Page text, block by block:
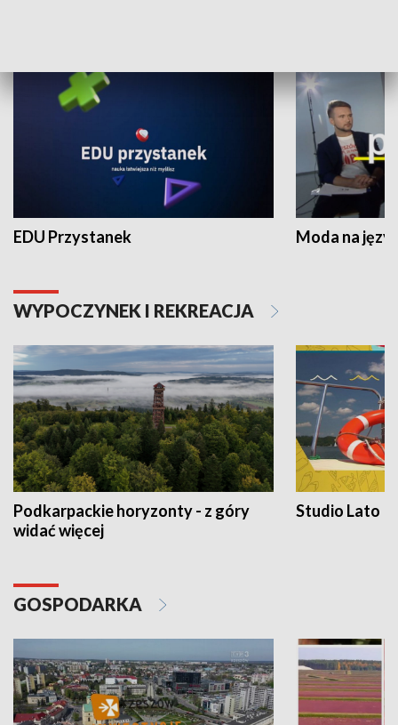
EDU Przystanek Moda na
WYPOCZYNEK I REKREACJA
Podkarpackie horyzonty - z góry
widać więcej
Studio Lato
GOSPODARKA